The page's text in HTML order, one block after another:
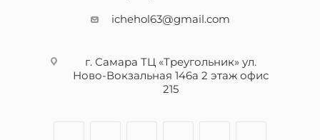
ichehol63@gmail.com
г. Самара ТЦ «Треугольник» ул.
Ново-Вокзальная 146а 2 этаж офис
215